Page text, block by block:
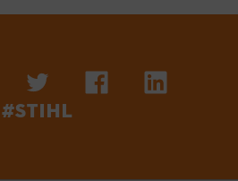
#STIHL